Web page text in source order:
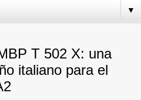
▼
T 502 X: una
italiano para el